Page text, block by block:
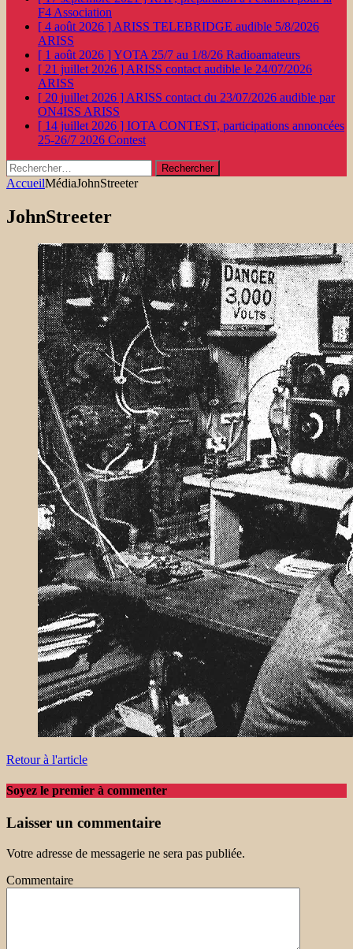
F4 Association
[ 4 août 2026 ] ARISS TELEBRIDGE audible 5/8/2026
ARISS
[ 1 août 2026 ]YOTA 25/7 au 1/8/26 Radioamateurs
[ 21 juillet 2026 ] ARISS contact audible le 24/07/2026
ARISS
[ 20 juillet 2026 ] ARISS contact du 23/07/2026 audible par
ON4ISS ARISS
[ 14 juillet 2026 ] IOTA CONTEST, participations annoncées
25-26/7 2026 Contest
Rechercher :
AccueilMédiaJohnStreeter
JohnStreeter
Retour à l'article
Soyez le premier à commenter
Laisser un commentaire
Votre adresse de messagerie ne sera pas publiée.
Commentaire